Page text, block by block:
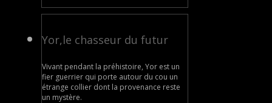
Yor,le chasseur du futur
Vivant pendant la préhistoire, Yor est un
fier guerrier qui porte autour du cou un
étrange collier dont la provenance reste
un mystère.